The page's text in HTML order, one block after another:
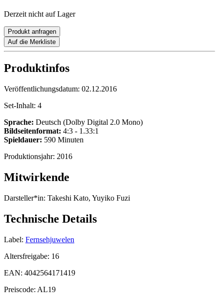
Derzeit nicht auf Lager
Produkt anfragen
Auf die Merkliste
Produktinfos
Veröffentlichungsdatum: 02.12.2016
Set-Inhalt: 4
Sprache: Deutsch (Dolby Digital 2.0 Mono)
Bildseitenformat: 4:3 - 1.33:1
Spieldauer: 590 Minuten
Produktionsjahr: 2016
Mitwirkende
Darsteller*in: Takeshi Kato, Yuyiko Fuzi
Technische Details
Label: Fernsehjuwelen
Altersfreigabe: 16
EAN: 4042564171419
Preiscode: AL19